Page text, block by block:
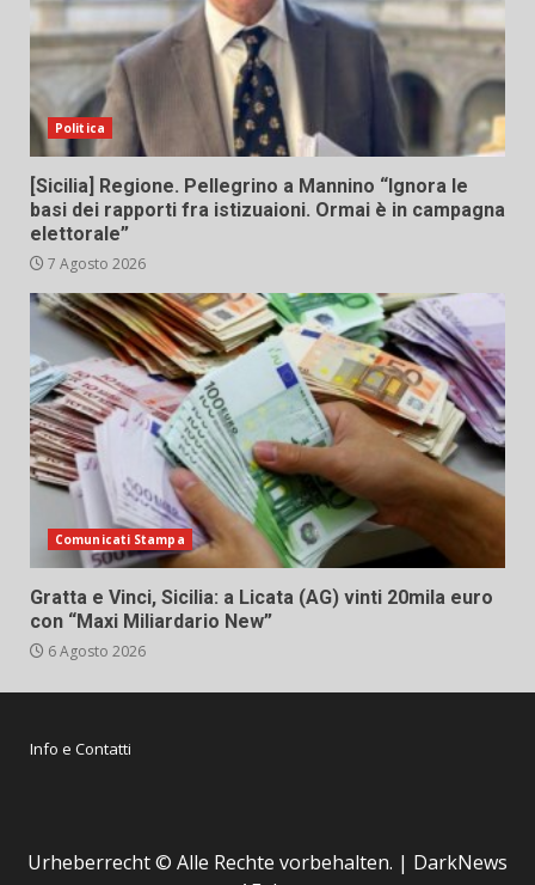
Politica
[Sicilia] Regione. Pellegrino a Mannino “Ignora le
basi dei rapporti fra istizuaioni. Ormai è in campagna
elettorale”
7 Agosto 2026
Comunicati Stampa
Gratta e Vinci, Sicilia: a Licata (AG) vinti 20mila euro
con “Maxi Miliardario New”
6 Agosto 2026
Info e Contatti
Urheberrecht © Alle Rechte vorbehalten. | DarkNews